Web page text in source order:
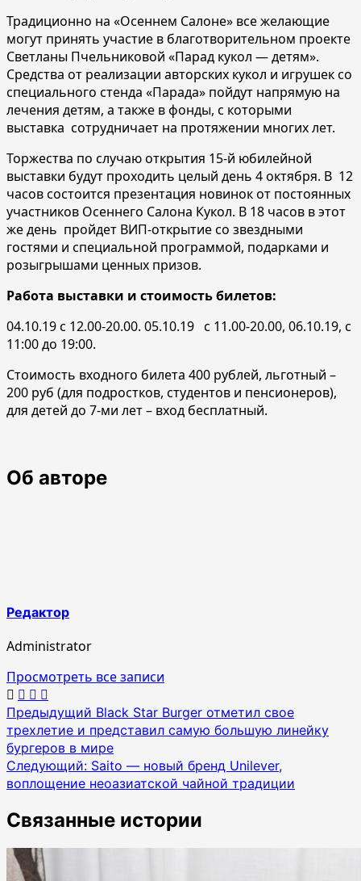
Традиционно на «Осеннем Салоне» все желающие
могут принять участие в благотворительном проекте
Светланы Пчельниковой «Парад кукол — детям».
Средства от реализации авторских кукол и игрушек со
специального стенда «Парада» пойдут напрямую на
лечения детям, а также в фонды, с которыми
выставка сотрудничает на протяжении многих лет.
Торжества по случаю открытия 15-й юбилейной
выставки будут проходить целый день 4 октября. В 12
часов состоится презентация новинок от постоянных
участников Осеннего Салона Кукол. В 18 часов в этот
же день пройдет ВИП-открытие со звездными
гостями и специальной программой, подарками и
розыгрышами ценных призов.
Работа выставки и стоимость билетов:
04.10.19 с 12.00-20.00. 05.10.19 с 11.00-20.00, 06.10.19, с
11:00 до 19:00.
Стоимость входного билета 400 рублей, льготный –
200 руб (для подростков, студентов и пенсионеров),
для детей до 7-ми лет – вход бесплатный.
Об авторе
Редактор
Administrator
Просмотреть все записи
Навигация
по
записям
Предыдущий Black Star Burger отметил свое
трехлетие и представил самую большую линейку
бургеров в мире
Следующий: Saito — новый бренд Unilever,
воплощение неоазиатской чайной традиции
Связанные истории